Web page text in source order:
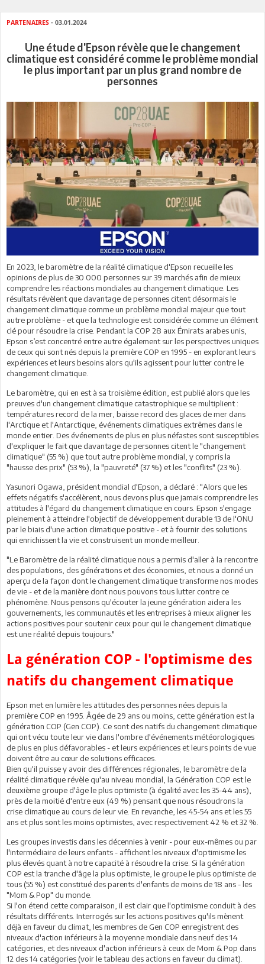
PARTENAIRES - 03.01.2024
Une étude d'Epson révèle que le changement
climatique est considéré comme le problème mondial
le plus important par un plus grand nombre de
personnes
En 2023, le baromètre de la réalité climatique d'Epson recueille les
opinions de plus de 30 000 personnes sur 39 marchés afin de mieux
comprendre les réactions mondiales au changement climatique. Les
résultats révèlent que davantage de personnes citent désormais le
changement climatique comme un problème mondial majeur que tout
autre problème - et que la technologie est considérée comme un élément
clé pour résoudre la crise. Pendant la COP 28 aux Émirats arabes unis,
Epson s’est concentré entre autre également sur les perspectives uniques
de ceux qui sont nés depuis la première COP en 1995 - en explorant leurs
expériences et leurs besoins alors qu'ils agissent pour lutter contre le
changement climatique.
Le baromètre, qui en est à sa troisième édition, est publié alors que les
preuves d'un changement climatique catastrophique se multiplient :
températures record de la mer, baisse record des glaces de mer dans
l'Arctique et l'Antarctique, événements climatiques extrêmes dans le
monde entier. Des événements de plus en plus néfastes sont susceptibles
d'expliquer le fait que davantage de personnes citent le "changement
climatique" (55 %) que tout autre problème mondial, y compris la
"hausse des prix" (53 %), la "pauvreté" (37 %) et les "conflits" (23 %).
Yasunori Ogawa, président mondial d'Epson, a déclaré : "Alors que les
effets négatifs s'accélèrent, nous devons plus que jamais comprendre les
attitudes à l'égard du changement climatique en cours. Epson s'engage
pleinement à atteindre l'objectif de développement durable 13 de l'ONU
par le biais d'une action climatique positive - et à fournir des solutions
qui enrichissent la vie et construisent un monde meilleur.
"Le Baromètre de la réalité climatique nous a permis d'aller à la rencontre
des populations, des générations et des économies, et nous a donné un
aperçu de la façon dont le changement climatique transforme nos modes
de vie - et de la manière dont nous pouvons tous lutter contre ce
phénomène. Nous pensons qu'écouter la jeune génération aidera les
gouvernements, les communautés et les entreprises à mieux aligner les
actions positives pour soutenir ceux pour qui le changement climatique
est une réalité depuis toujours."
La génération COP - l'optimisme des
natifs du changement climatique
Epson met en lumière les attitudes des personnes nées depuis la
première COP en 1995. Âgée de 29 ans ou moins, cette génération est la
génération COP (Gen COP). Ce sont des natifs du changement climatique
qui ont vécu toute leur vie dans l'ombre d'événements météorologiques
de plus en plus défavorables - et leurs expériences et leurs points de vue
doivent être au cœur de solutions efficaces.
Bien qu'il puisse y avoir des différences régionales, le baromètre de la
réalité climatique révèle qu'au niveau mondial, la Génération COP est le
deuxième groupe d'âge le plus optimiste (à égalité avec les 35-44 ans),
près de la moitié d'entre eux (49 %) pensant que nous résoudrons la
crise climatique au cours de leur vie. En revanche, les 45-54 ans et les 55
ans et plus sont les moins optimistes, avec respectivement 42 % et 32 %.
Les groupes investis dans les décennies à venir - pour eux-mêmes ou par
l'intermédiaire de leurs enfants - affichent les niveaux d'optimisme les
plus élevés quant à notre capacité à résoudre la crise. Si la génération
COP est la tranche d'âge la plus optimiste, le groupe le plus optimiste de
tous (55 %) est constitué des parents d'enfants de moins de 18 ans - les
"Mom & Pop" du monde.
Si l'on étend cette comparaison, il est clair que l'optimisme conduit à des
résultats différents. Interrogés sur les actions positives qu'ils mènent
déjà en faveur du climat, les membres de Gen COP enregistrent des
niveaux d'action inférieurs à la moyenne mondiale dans neuf des 14
catégories, et des niveaux d'action inférieurs à ceux de Mom & Pop dans
12 des 14 catégories (voir le tableau des actions en faveur du climat).